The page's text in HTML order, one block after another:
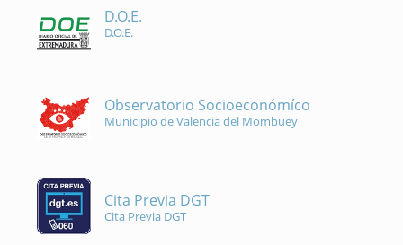
D.O.E.
D.O.E.
Observatorio Socioeconómíco
Municipio de Valencia del Mombuey
Cita Previa DGT
Cita Previa DGT